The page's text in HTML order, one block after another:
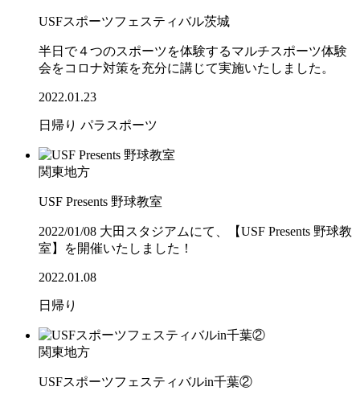
USFスポーツフェスティバル茨城
半日で４つのスポーツを体験するマルチスポーツ体験
会をコロナ対策を充分に講じて実施いたしました。
2022.01.23
日帰り パラスポーツ
関東地方
USF Presents 野球教室
2022/01/08 大田スタジアムにて、【USF Presents 野球教
室】を開催いたしました！
2022.01.08
日帰り
関東地方
USFスポーツフェスティバルin千葉②